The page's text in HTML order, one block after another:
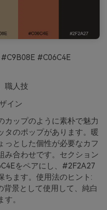
#C06C4E
職人技
イン
カップのように素朴で魅力
タのポップがあります。暖
っとした個性が必要なカフ
み合わせです。セクション
をペアにし、#2F2A27
ちます。使用法のヒント:
景として使用して、純白
。